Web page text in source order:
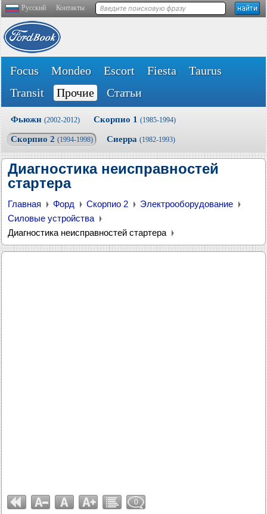
Русский Контакты
Focus Mondeo Escort Fiesta
Taurus
Transit
Прочие Статьи
Фьюжн (2002-2012) Скорпио 1 (1985-1994)
Скорпио 2 (1994-1998) Сиерра (1982-1993)
Диагностика неисправностей
стартера
Главная Форд Скорпио 2
Электрооборудование
Силовые устройства
Диагностика неисправностей стартера
0